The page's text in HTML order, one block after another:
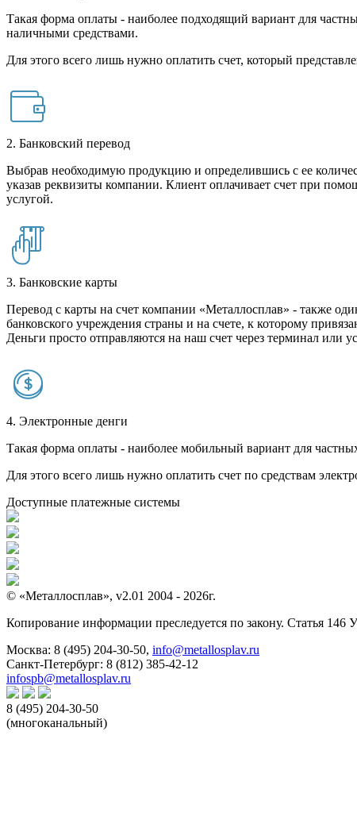
Такая форма оплаты - наиболее подходящий вариант для
наличными средствами.
Для этого всего лишь нужно оплатить счет, который
2. Банковский перевод
Выбрав необходимую продукцию и определившись с ее
указав реквизиты компании. Клиент оплачивает счет при
услугой.
3. Банковские карты
Перевод с карты на счет компании «Металлосплав» - также
банковского учреждения страны и на счете, к которому
Деньги просто отправляются на наш счет через терминал или
4. Электронные денги
Такая форма оплаты - наиболее мобильный вариант для
Для этого всего лишь нужно оплатить счет по средствам
Доступные платежные системы
© «Металлосплав», v2.01 2004 - 2026г.
Копирование информации преследуется по закону. Статья 146
Москва: 8 (495) 204-30-50, info@metallosplav.ru
Санкт-Петербург: 8 (812) 385-42-12
infospb@metallosplav.ru
8 (495) 204-30-50
(многоканальный)